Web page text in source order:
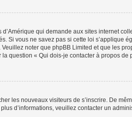
qui demande aux sites internet
Si vous ne savez pas si cette loi s’applique
noter que phpBB Limited et que les
question « Qui dois-je contacter à propos de
les nouveaux visiteurs de s’inscrire. De
d’informations, veuillez contacter un